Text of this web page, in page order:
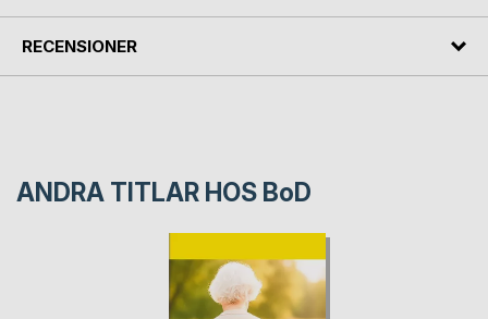
RECENSIONER
ANDRA TITLAR HOS BoD